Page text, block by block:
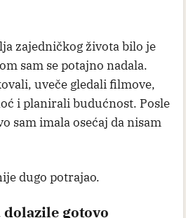
zajedničkog života bilo je
sam se potajno nadala.
uveče gledali filmove,
i planirali budućnost. Posle
sam imala osećaj da nisam
dugo potrajao.
gotovo